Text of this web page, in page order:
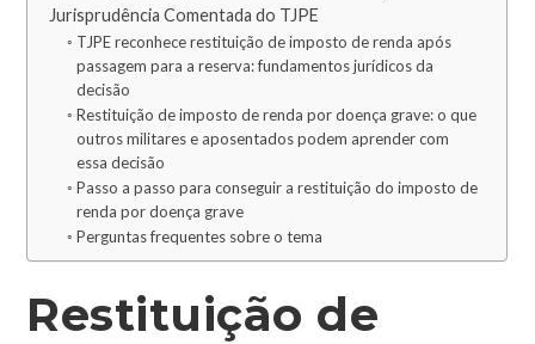
Jurisprudência Comentada do TJPE
TJPE reconhece restituição de imposto de renda após
passagem para a reserva: fundamentos jurídicos da
decisão
Restituição de imposto de renda por doença grave: o que
outros militares e aposentados podem aprender com
essa decisão
Passo a passo para conseguir a restituição do imposto de
renda por doença grave
Perguntas frequentes sobre o tema
Restituição de